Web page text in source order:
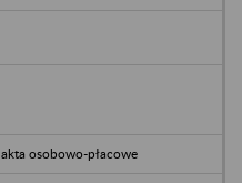
akta osobowo-płacowe